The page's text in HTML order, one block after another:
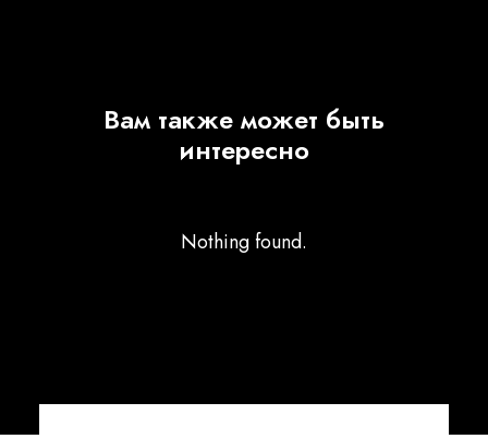
Вам также может быть
интересно
Nothing found.